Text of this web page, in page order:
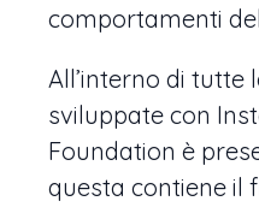
comportamenti
All’interno di tutte
sviluppate con
Foundation è
questa contiene il